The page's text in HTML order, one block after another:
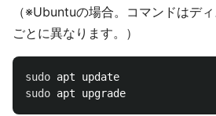
（※Ubuntuの場合。コマンドはデ
ごとに異なります。）
sudo
sudo